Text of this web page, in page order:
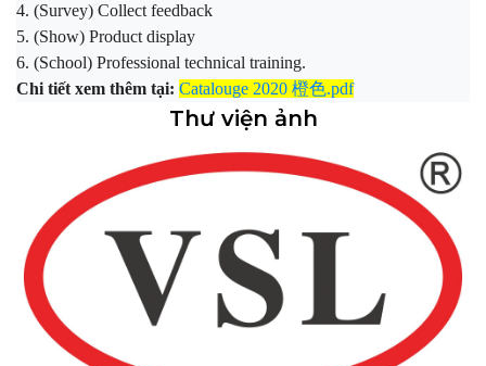
4. (Survey) Collect feedback
5. (Show) Product display
6. (School) Professional technical training.
Chi tiết xem thêm tại: Catalouge 2020 橙色.pdf
Thư viện ảnh